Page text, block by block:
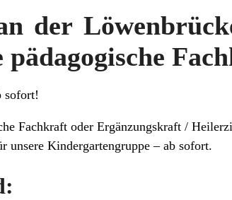
der
pädagogische
sofort!
Fachkraft oder Ergänzungskraft /
unsere Kindergartengruppe – ab sofort.